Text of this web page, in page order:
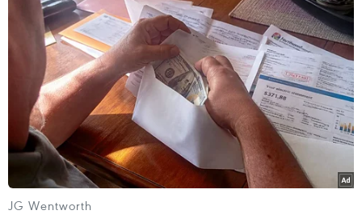
Nhật Bản: Sạt lở đất khiến gần 400
du khách mắc kẹt
09/08/2026 03:52
Khủng hoảng nắng nóng đẩy 34 tỉnh
của Pháp vào mức nguy cơ cháy
rừng cao
08/08/2026 23:59
JG Wentworth